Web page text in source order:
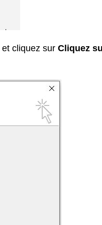
et cliquez sur Cliquez